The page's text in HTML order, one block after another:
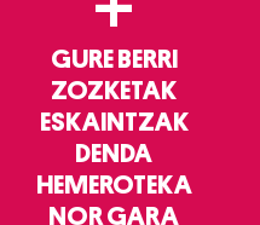
GURE BERRI
ZOZKETAK
ESKAINTZAK
DENDA
HEMEROTEKA
NOR GARA